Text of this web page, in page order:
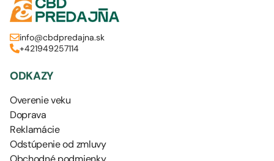
info@cbdpredajna.sk
+421949257114
ODKAZY
Overenie veku
Doprava
Reklamácie
Odstúpenie od zmluvy